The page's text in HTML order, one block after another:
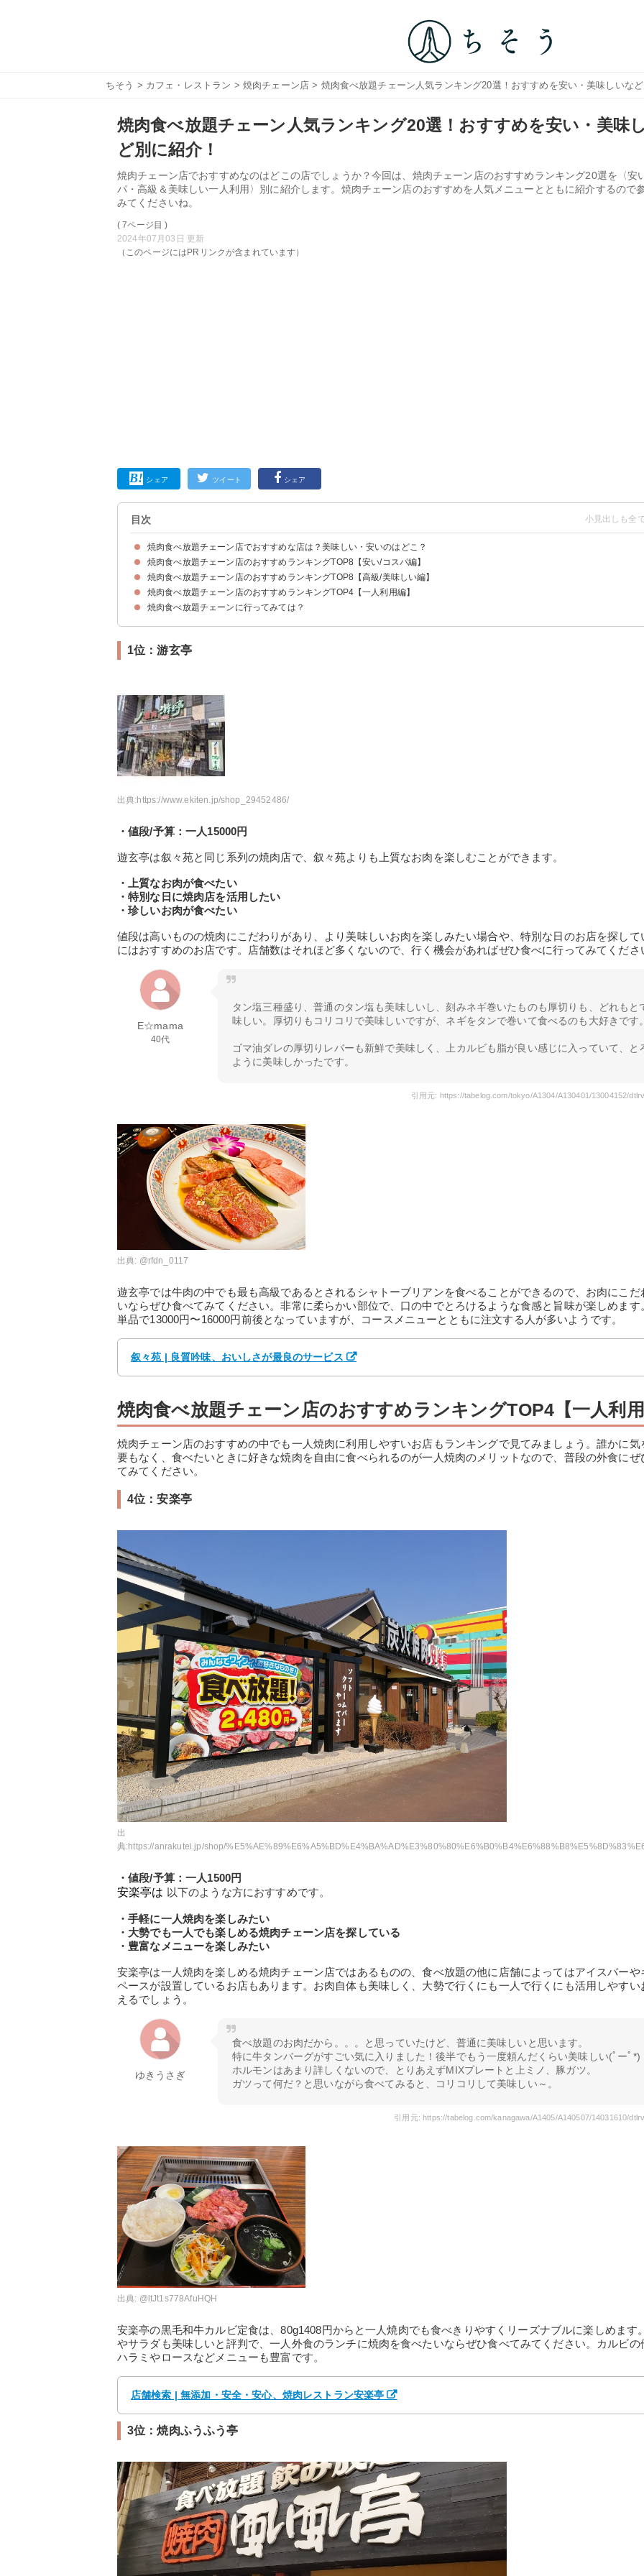
ちそう > カフェ・レストラン > 焼肉チェーン店 > 焼肉食べ放題チェーン人気ランキング20選！おすすめを安い・美味しいなど
焼肉食べ放題チェーン人気ランキング20選！おすすめを安い・美味
ど別に紹介！
焼肉チェーン店でおすすめなのはどこの店でしょうか？今回は、焼肉チェーン店のおすすめランキング20選を〈安
パ・高級＆美味しい一人利用〉別に紹介します。焼肉チェーン店のおすすめを人気メニューとともに紹介するので
みてくださいね。
( 7ページ目 )
2024年07月03日 更新
（このページにはPRリンクが含まれています）
シェア ツイート シェア
目次
焼肉食べ放題チェーン店でおすすめな店は？美味しい・安いのはどこ？
焼肉食べ放題チェーン店のおすすめランキングTOP8【安い/コスパ編】
8位：焼肉屋さかい
7位：情熱ホルモン
6位：すたみな太郎
5位：あみやき亭
4位：安安
3位：牛繁
2位：ワンカルビ
1位：焼肉きんぐ
焼肉食べ放題チェーン店のおすすめランキングTOP8【高級/美味しい編】
8位：清香園
7位：焼肉チャンピオン
6位：牛角
5位：炭火焼肉トラジ
4位：俺の焼肉
3位：食道園
2位：叙々苑
1位：游玄亭
焼肉食べ放題チェーン店のおすすめランキングTOP4【一人利用編】
4位：安楽亭
3位：焼肉ふうふう亭
2位：ダイリキ
1位：焼肉ライク
焼肉食べ放題チェーンに行ってみては？
1位：游玄亭
出典:https://www.ekiten.jp/shop_29452486/
・値段/予算：一人15000円
遊玄亭は叙々苑と同じ系列の焼肉店で、叙々苑よりも上質なお肉を楽しむことができます。
・上質なお肉が食べたい
・特別な日に焼肉店を活用したい
・珍しいお肉が食べたい
値段は高いものの焼肉にこだわりがあり、より美味しいお肉を楽しみたい場合や、特別な日のお店を探して
にはおすすめのお店です。店舗数はそれほど多くないので、行く機会があればぜひ食べに行ってみてくださ
E☆mama
40代
タン塩三種盛り、普通のタン塩も美味しいし、刻みネギ巻いたものも厚切りも、どれもと
味しい。厚切りもコリコリで美味しいですが、ネギをタンで巻いて食べるのも大好きです。
ゴマ油ダレの厚切りレバーも新鮮で美味しく、上カルビも脂が良い感じに入っていて、と
ように美味しかったです。
引用元: https://tabelog.com/tokyo/A1304/A130401/13004152/
出典: @rfdn_0117
遊玄亭では牛肉の中でも最も高級であるとされるシャトーブリアンを食べることができるので、お肉にこだ
いならぜひ食べてみてください。非常に柔らかい部位で、口の中でとろけるような食感と旨味が楽しめます
単品で13000円〜16000円前後となっていますが、コースメニューとともに注文する人が多いようです。
叙々苑 | 良質吟味、おいしさが最良のサービス
焼肉食べ放題チェーン店のおすすめランキングTOP4【一人利用
焼肉チェーン店のおすすめの中でも一人焼肉に利用しやすいお店もランキングで見てみましょう。誰かに気
要もなく、食べたいときに好きな焼肉を自由に食べられるのが一人焼肉のメリットなので、普段の外食にぜ
てみてください。
4位：安楽亭
出
典:https://anrakutei.jp/shop/
・値段/予算：一人1500円
安楽亭は 以下のような方におすすめです。
・手軽に一人焼肉を楽しみたい
・大勢でも一人でも楽しめる焼肉チェーン店を探している
・豊富なメニューを楽しみたい
安楽亭は一人焼肉を楽しめる焼肉チェーン店ではあるものの、食べ放題の他に店舗によってはアイスバーや
ペースが設置しているお店もあります。お肉自体も美味しく、大勢で行くにも一人で行くにも活用しやすい
えるでしょう。
ゆきうさぎ
食べ放題のお肉だから。。。と思っていたけど、普通に美味しいと思います。
特に牛タンバーグがすごい気に入りました！後半でもう一度頼んだくらい美味しい(ﾟーﾟ*)
ホルモンはあまり詳しくないので、とりあえずMIXプレートと上ミノ、豚ガツ。
ガツって何だ？と思いながら食べてみると、コリコリして美味しい～。
引用元: https://tabelog.com/kanagawa/A1405/A140507/14031610/
出典: @ltJt1s778AfuHQH
安楽亭の黒毛和牛カルビ定食は、80g1408円からと一人焼肉でも食べきりやすくリーズナブルに楽しめます
やサラダも美味しいと評判で、一人外食のランチに焼肉を食べたいならぜひ食べてみてください。カルビの
ハラミやロースなどメニューも豊富です。
店舗検索 | 無添加・安全・安心、焼肉レストラン安楽亭
3位：焼肉ふうふう亭